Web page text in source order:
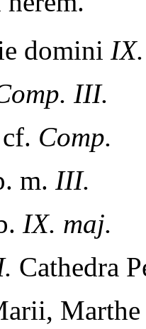
domini
III.
Comp.
m. III.
IX. maj.
Cathedra